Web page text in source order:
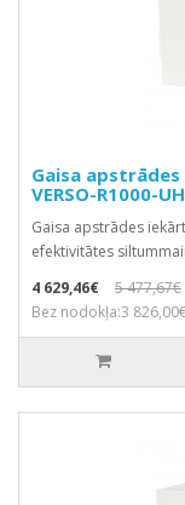
Gaisa
VERSO-R1000-
Gaisa apstrādes
efektivitātes
4 629,46€
5 477,67€
Bez nodokļa:3